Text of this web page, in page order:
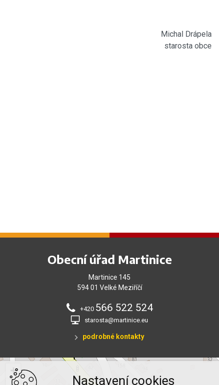
Michal Drápela
starosta obce
Obecní úřad Martinice
Martinice 145
594 01 Velké Meziříčí
+420 566 522 524
starosta@martinice.eu
podrobné kontakty
+
Nastavení cookies